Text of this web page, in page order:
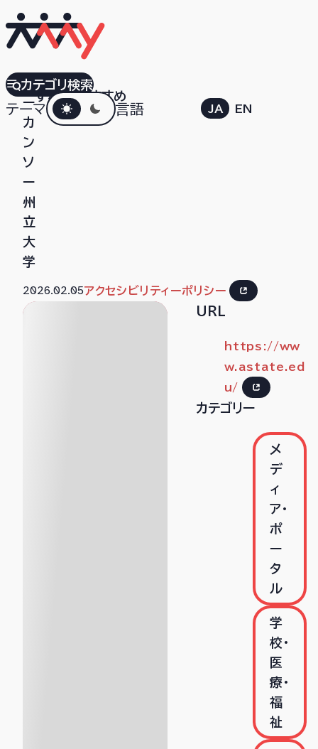
すべておすすめ
テーマダークモード言語 JA EN
カテゴリ検索
ア
ー
カ
ン
ソ
ー
州
立
大
学
2026.02.05アクセシビリティーポリシー
URL
https://ww
w.astate.ed
u/
カテゴリー
メ
デ
ィ
ア・
ポ
ー
タ
ル
学
校・
医
療・
福
祉